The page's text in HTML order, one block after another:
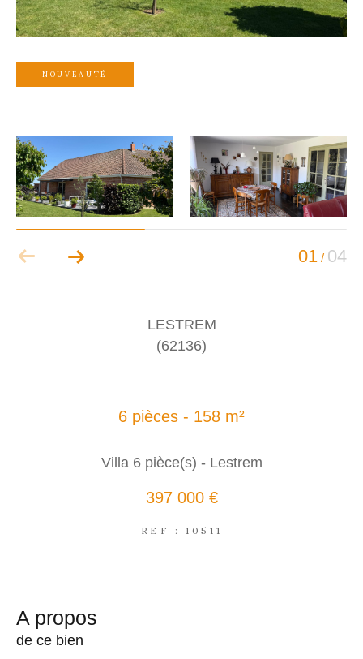
NOUVEAUTÉ
01 / 04
LESTREM
(62136)
6 pièces - 158 m²
Villa 6 pièce(s) - Lestrem
397 000 €
REF : 10511
a propos
de ce bien